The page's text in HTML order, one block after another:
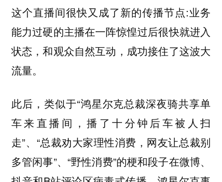
这个直播间很快又成了新的传播节点:业务
能力过硬的主播在一阵惊惶过后很快就进入
状态，和观众自然互动，成功接住了这波大
流量。
此后，类似于“鸿星尔克总裁深夜骑共享单
车来直播间，播了十分钟后车被人扫
走”、“总裁劝大家理性消费，网友让总裁别
多管闲事”、“野性消费”的梗和段子在微博、